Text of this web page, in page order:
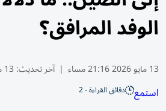
الوفد المرافق؟
13 مايو 2026 21:16 مساء | آخر تحديث: 13 مايو 21:39 2026
استمع دقائق القراءة - 2